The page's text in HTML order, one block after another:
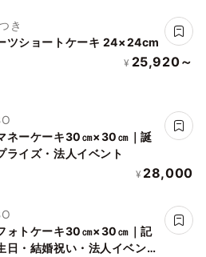
き
ツショートケーキ 24×24cm
¥ 25,920～
ネーケーキ30㎝×30㎝｜誕
ライズ・法人イベント
¥ 28,000
ォトケーキ30㎝×30㎝｜記
日・結婚祝い・法人イベント